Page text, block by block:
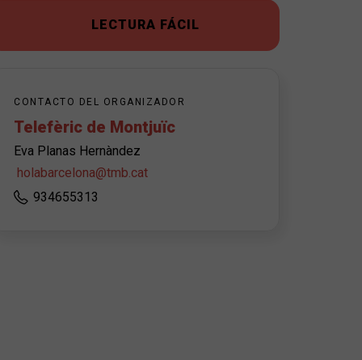
LECTURA FÁCIL
CONTACTO DEL ORGANIZADOR
Telefèric de Montjuïc
Eva Planas Hernàndez
holabarcelona@tmb.cat
934655313